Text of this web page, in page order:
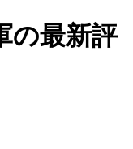
の最新評